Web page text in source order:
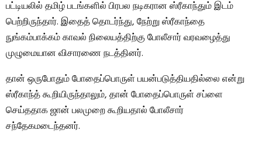
பட்டியலில் தமிழ் படங்களில் பிரபல நடிகரான ஸ்ரீகாந்தும் இடம்
பெற்றிருந்தார். இதைத் தொடர்ந்து, நேற்று ஸ்ரீகாந்தை
நுங்கம்பாக்கம் காவல் நிலையத்திற்கு போலீசார் வரவழைத்து
முழுமையான விசாரணை நடத்தினர்.
தான் ஒருபோதும் போதைப்பொருள் பயன்படுத்தியதில்லை என்று
ஸ்ரீகாந்த் கூறியிருந்தாலும், தான் போதைப்பொருள் சப்ளை
செய்ததாக ஜான் பலமுறை கூறியதால் போலீசார்
சந்தேகமடைந்தனர்.